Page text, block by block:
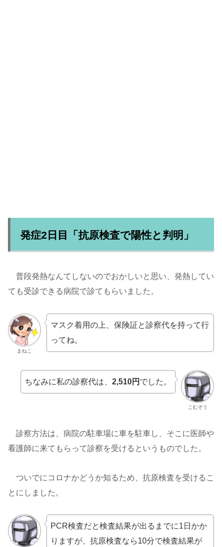
発症2日目「抗原検査で陽性と判明」
普段発熱なんてしないのでおかしいと思い、発熱してい
ても受診できる病院で診てもらいました。
まねこ
マスク着用の上、保険証と診察代を持って行
ってね。
こむぞう
ちなみに私の診察代は、2,510円 でした。
診察方法は、病院の駐車場に車を駐車し、そこに医師や
看護師に来てもらって診察を受けるというものでした。
ついでにコロナかどうか知るため、抗原検査を受けるこ
とにしました。
PCR検査だと検査結果が出るまでに1日かか
りますが、抗原検査なら10分で検査結果が